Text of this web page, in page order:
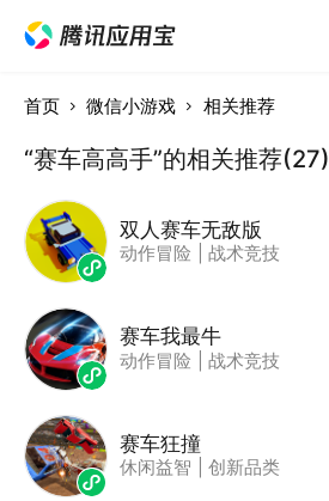
首页 微信小游戏 相关推荐
“赛车高高手”的相关推荐(27)
双人赛车无敌版
动作冒险 战术竞技
赛车我最牛
动作冒险 战术竞技
赛车狂撞
休闲益智 创新品类